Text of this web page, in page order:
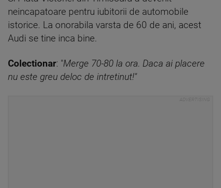
neincapatoare pentru iubitorii de automobile
istorice. La onorabila varsta de 60 de ani, acest
Audi se tine inca bine.
Colectionar: "Merge 70-80 la ora. Daca ai placere
nu este greu deloc de intretinut!"